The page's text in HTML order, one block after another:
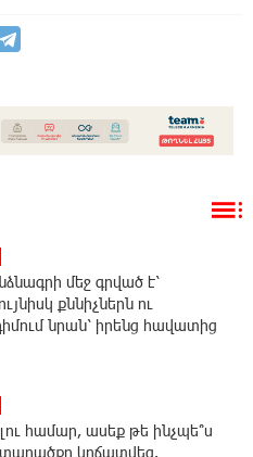
մեջ գրված է՝
քննիչներն ու
նրան՝ իրենց հավատից
համար, ասեք թե ինչպե՞ս
տարածքը կրճատվեց.